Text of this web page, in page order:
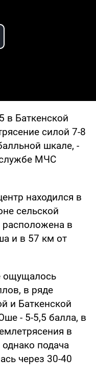
Video
в Баткенской
силой 7-8
шкале, -
МЧС
находился в
сельской
расположена в
и в 57 км от
ощущалось
в ряде
и Баткенской
- 5-5,5 балла, в
в
подача
через 30-40